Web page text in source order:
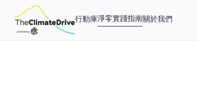
行動庫淨零實踐指南關於我們